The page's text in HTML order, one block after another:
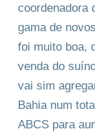
coordenadora
gama de
foi muito boa,
venda do
vai sim
Bahia num
ABCS para